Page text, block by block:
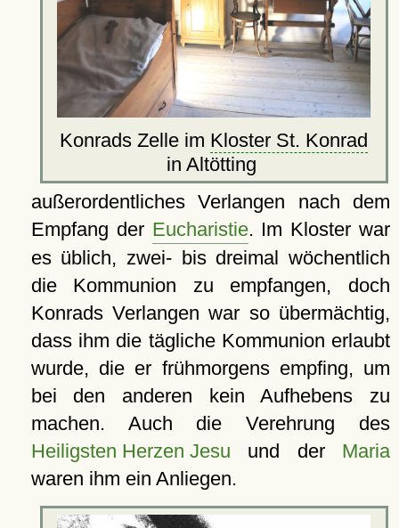
Konrads Zelle im Kloster St. Konrad
in Altötting
außerordentliches Verlangen nach dem
Empfang der Eucharistie. Im Kloster war
es üblich, zwei- bis dreimal wöchentlich
die Kommunion zu empfangen, doch
Konrads Verlangen war so übermächtig,
dass ihm die tägliche Kommunion erlaubt
wurde, die er frühmorgens empfing, um
bei den anderen kein Aufhebens zu
machen. Auch die Verehrung des
Heiligsten Herzen Jesu und der Maria
waren ihm ein Anliegen.